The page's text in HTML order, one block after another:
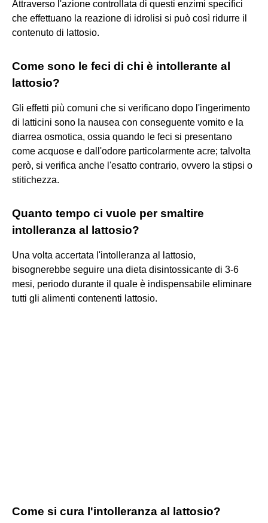
Attraverso l'azione controllata di questi enzimi specifici
che effettuano la reazione di idrolisi si può così ridurre il
contenuto di lattosio.
Come sono le feci di chi è intollerante al
lattosio?
Gli effetti più comuni che si verificano dopo l'ingerimento
di latticini sono la nausea con conseguente vomito e la
diarrea osmotica, ossia quando le feci si presentano
come acquose e dall'odore particolarmente acre; talvolta
però, si verifica anche l'esatto contrario, ovvero la stipsi o
stitichezza.
Quanto tempo ci vuole per smaltire
intolleranza al lattosio?
Una volta accertata l'intolleranza al lattosio,
bisognerebbe seguire una dieta disintossicante di 3-6
mesi, periodo durante il quale è indispensabile eliminare
tutti gli alimenti contenenti lattosio.
Come si cura l'intolleranza al lattosio?